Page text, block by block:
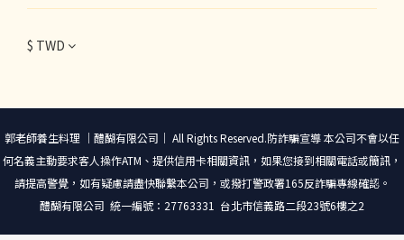
$ TWD
郭老師養生料理 ｜醴醐有限公司｜ All Rights Reserved.防詐騙宣導 本公司不會以任
何名義主動要求客人操作ATM、提供信用卡相關資訊，如果您接到相關電話或簡訊，
請提高警覺，如有疑慮請盡快聯繫本公司，或撥打警政署165反詐騙專線確認。
醴醐有限公司 統一編號：27763331 台北市信義路二段23號6樓之2